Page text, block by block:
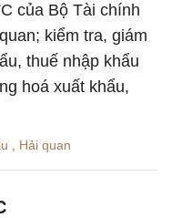
của Bộ Tài chính
kiểm tra, giám
thuế nhập khẩu
hoá xuất khẩu,
Hải quan